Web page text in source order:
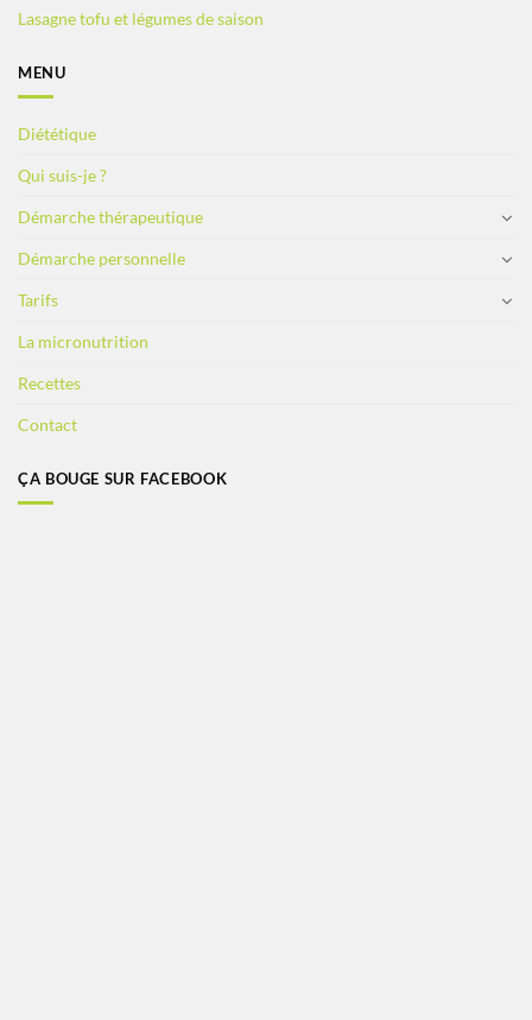
Lasagne tofu et légumes de saison
MENU
Diététique
Qui suis-je ?
Démarche thérapeutique
Démarche personnelle
Tarifs
La micronutrition
Recettes
Contact
ÇA BOUGE SUR FACEBOOK